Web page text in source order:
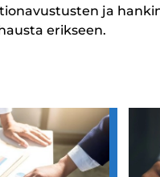
ja
erikseen.